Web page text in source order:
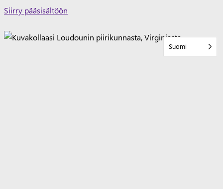
Skip
content
Siirry pääsisältöön
Suomi